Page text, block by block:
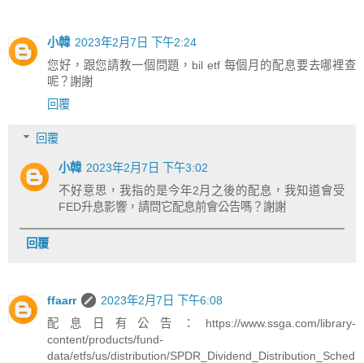
小韓 2023年2月7日 下午2:24
您好，跟您請教一個問題，bil etf 每個月的配息要去哪裡查
呢？謝謝
回覆
回覆
小韓 2023年2月7日 下午3:02
不好意思，我指的是今年2月之後的配息，我知道會受
FED升息影響，請問它配息前會公告嗎？謝謝
回覆
ffaarr
2023年2月7日 下午6:08
配息日有公告：https://www.ssga.com/library-
content/products/fund-
data/etfs/us/distribution/SPDR_Dividend_Distribution_Sched